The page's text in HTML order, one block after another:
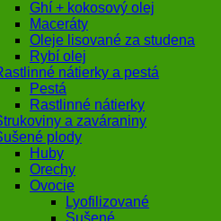
Ghí + kokosový olej
Maceráty
Oleje lisované za studena
Rybí olej
nátierky a pestá
Pestá
Rastlinné nátierky
a zaváraniny
plody
Huby
Orechy
Ovocie
Lyofilizované